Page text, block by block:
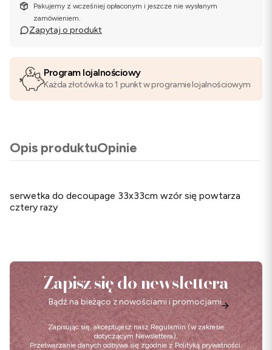
Pakujemy z wcześniej opłaconym i jeszcze nie wysłanym
zamówieniem.
Zapytaj o produkt
Program lojalnościowy
Każda złotówka to 1 punkt w programie lojalnościowym
Opis produktuOpinie
serwetka do decoupage 33x33cm wzór się powtarza
cztery razy
Zapisz się do newslettera
Bądź na bieżąco z nowościami i promocjami.
Zapisując się, akceptujesz nasz Regulamin (w zakresie
dotyczącym Newslettera).
Przetwarzanie danych odbywa się zgodnie z Polityką prywatności.